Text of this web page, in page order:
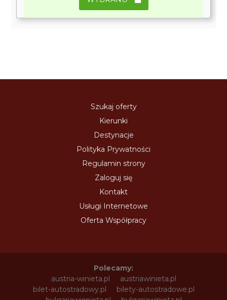
Szukaj oferty
Kierunki
Destynacje
Polityka Prywatności
Regulamin strony
Zaloguj się
Kontakt
Usługi Internetowe
Oferta Współpracy
Polecamy:
austria-winieta.pl
austriawinieta.pl
bilet-autostradowy.pl
bilety-autostradowe.pl